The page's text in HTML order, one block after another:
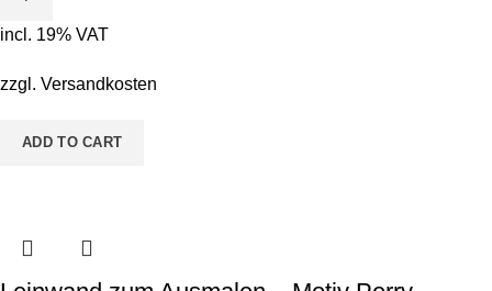
-
Baby
quantity
incl. 19% VAT
zzgl. Versandkosten
ADD TO CART